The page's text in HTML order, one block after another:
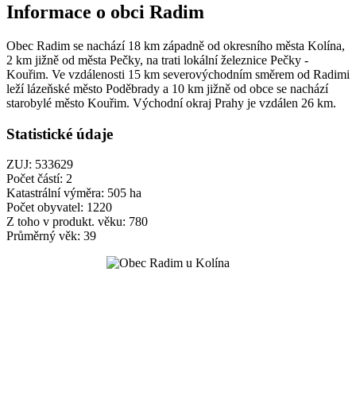
Informace o obci Radim
Obec Radim se nachází 18 km západně od okresního města Kolína,
2 km jižně od města Pečky, na trati lokální železnice Pečky -
Kouřim. Ve vzdálenosti 15 km severovýchodním směrem od Radimi
leží lázeňské město Poděbrady a 10 km jižně od obce se nachází
starobylé město Kouřim. Východní okraj Prahy je vzdálen 26 km.
Statistické údaje
ZUJ: 533629
Počet částí: 2
Katastrální výměra: 505 ha
Počet obyvatel: 1220
Z toho v produkt. věku: 780
Průměrný věk: 39